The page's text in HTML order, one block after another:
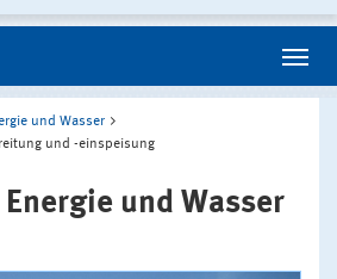
und Wasser
und -einspeisung
und Wasser